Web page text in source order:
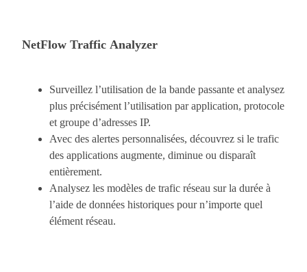
NetFlow Traffic Analyzer
Surveillez l’utilisation de la bande passante et analysez
plus précisément l’utilisation par application, protocole
et groupe d’adresses IP.
Avec des alertes personnalisées, découvrez si le trafic
des applications augmente, diminue ou disparaît
entièrement.
Analysez les modèles de trafic réseau sur la durée à
l’aide de données historiques pour n’importe quel
élément réseau.